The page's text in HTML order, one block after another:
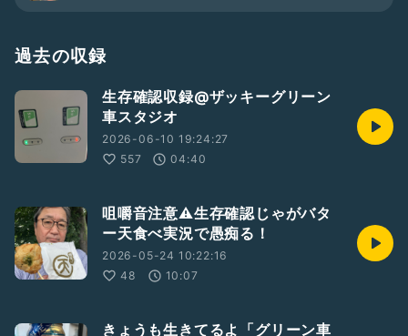
過去の収録
生存確認収録@ザッキーグリーン
車スタジオ
2026-06-10 19:24:27
557
04:40
咀嚼音注意⚠️生存確認じゃがバタ
ー天食べ実況で愚痴る！
2026-05-24 10:22:16
48
10:07
きょうも生きてるよ「グリーン車